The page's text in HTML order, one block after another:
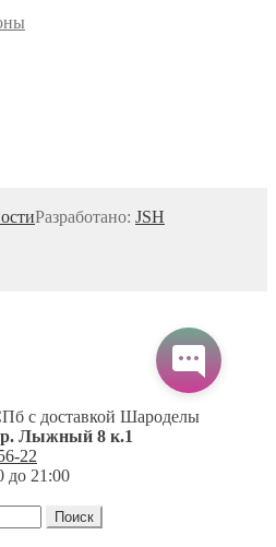
Разработано: JSH
с доставкой Шароделы
Лыжный 8 к.1
22
до 21:00
Поиск